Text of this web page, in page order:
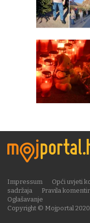
Copyright © Mojportal
Impressum Opći uvjeti
sadržaja
Pravila
Oglašavanje